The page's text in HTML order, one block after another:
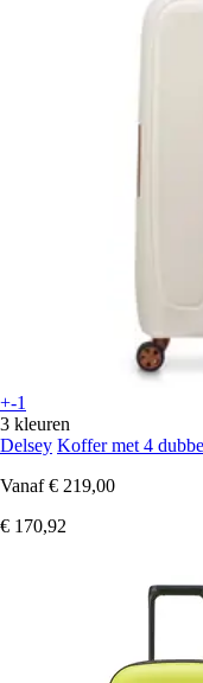
+-1
3 kleuren
Delsey Koffer met 4
Vanaf € 219,00
€ 170,92